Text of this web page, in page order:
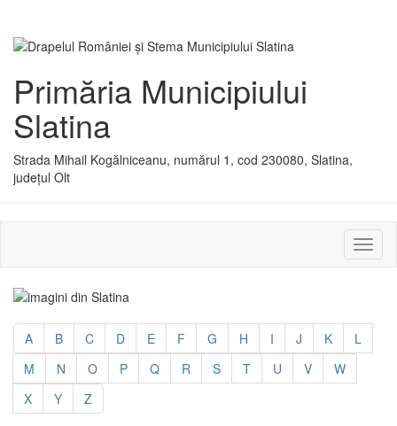
Primăria Municipiului
Slatina
Strada Mihail Kogălniceanu, numărul 1, cod 230080, Slatina,
județul Olt
sau
A B C D E F G H I J K
L
M
N O P Q R S T U V
W
X
Y Z